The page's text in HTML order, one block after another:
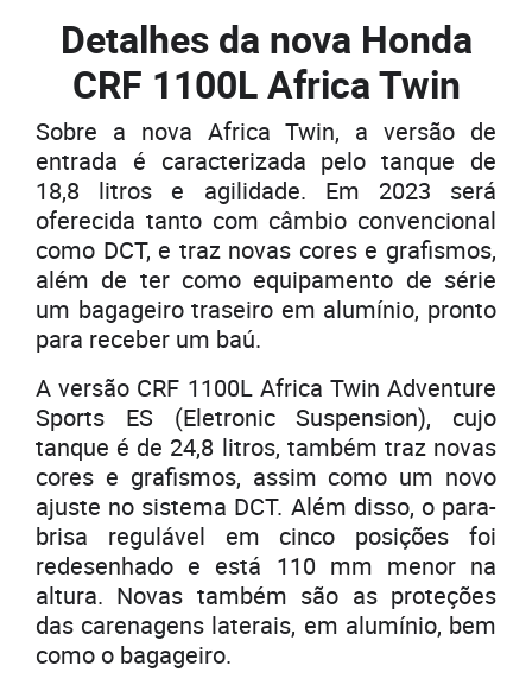
Detalhes da nova Honda
CRF 1100L Africa Twin
Sobre a nova Africa Twin, a versão de
entrada é caracterizada pelo tanque de
18,8 litros e agilidade. Em 2023 será
oferecida tanto com câmbio convencional
como DCT, e traz novas cores e grafismos,
além de ter como equipamento de série
um bagageiro traseiro em alumínio, pronto
para receber um baú.
A versão CRF 1100L Africa Twin Adventure
Sports ES (Eletronic Suspension), cujo
tanque é de 24,8 litros, também traz novas
cores e grafismos, assim como um novo
ajuste no sistema DCT. Além disso, o para-
brisa regulável em cinco posições foi
redesenhado e está 110 mm menor na
altura. Novas também são as proteções
das carenagens laterais, em alumínio, bem
como o bagageiro.